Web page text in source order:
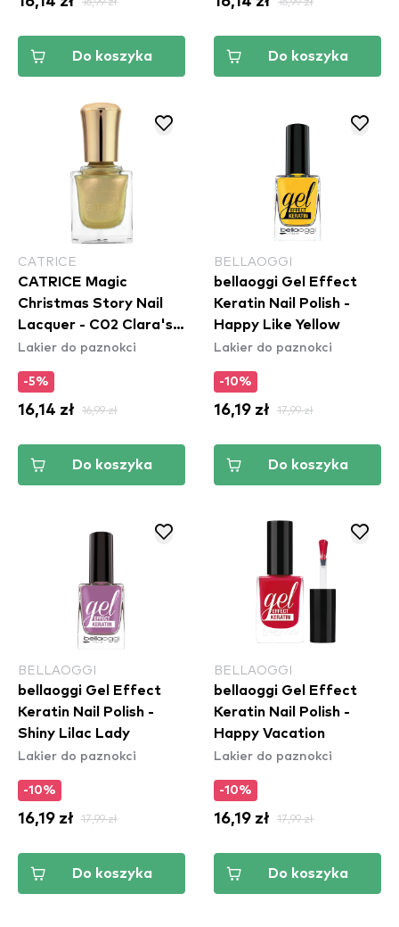
Do koszyka Do koszyka
CATRICE
CATRICE Magic
Christmas Story Nail
Lacquer - C02 Clara's
Adventures
Lakier do paznokci
-5%
16,14 zł 16,99 zł
Do koszyka
BELLAOGGI
bellaoggi Gel Effect
Keratin Nail Polish -
Happy Like Yellow
Lakier do paznokci
-10%
16,19 zł 17,99 zł
Do koszyka
BELLAOGGI
bellaoggi Gel Effect
Keratin Nail Polish -
Shiny Lilac Lady
Lakier do paznokci
-10%
16,19 zł 17,99 zł
Do koszyka
BELLAOGGI
bellaoggi Gel Effect
Keratin Nail Polish -
Happy Vacation
Lakier do paznokci
-10%
16,19 zł 17,99 zł
Do koszyka